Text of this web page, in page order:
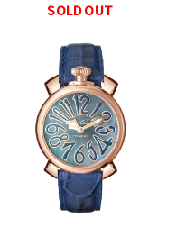
SOLD OUT